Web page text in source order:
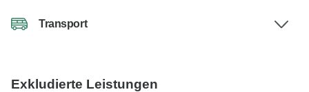
Transport
Exkludierte Leistungen